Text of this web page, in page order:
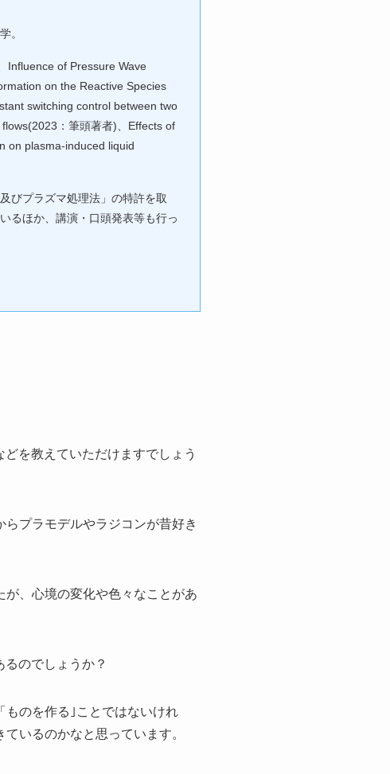
。
Influence of Pressure Wave
on the Reactive Species
switching control between two
：筆頭著者)、Effects of
on plasma-induced liquid
びプラズマ処理法」の特許を取
るほか、講演・口頭発表等も行っ
を教えていただけますでしょう
プラモデルやラジコンが昔好き
、心境の変化や色々なことがあ
のでしょうか？
のを作る｣ことではないけれ
いるのかなと思っています。